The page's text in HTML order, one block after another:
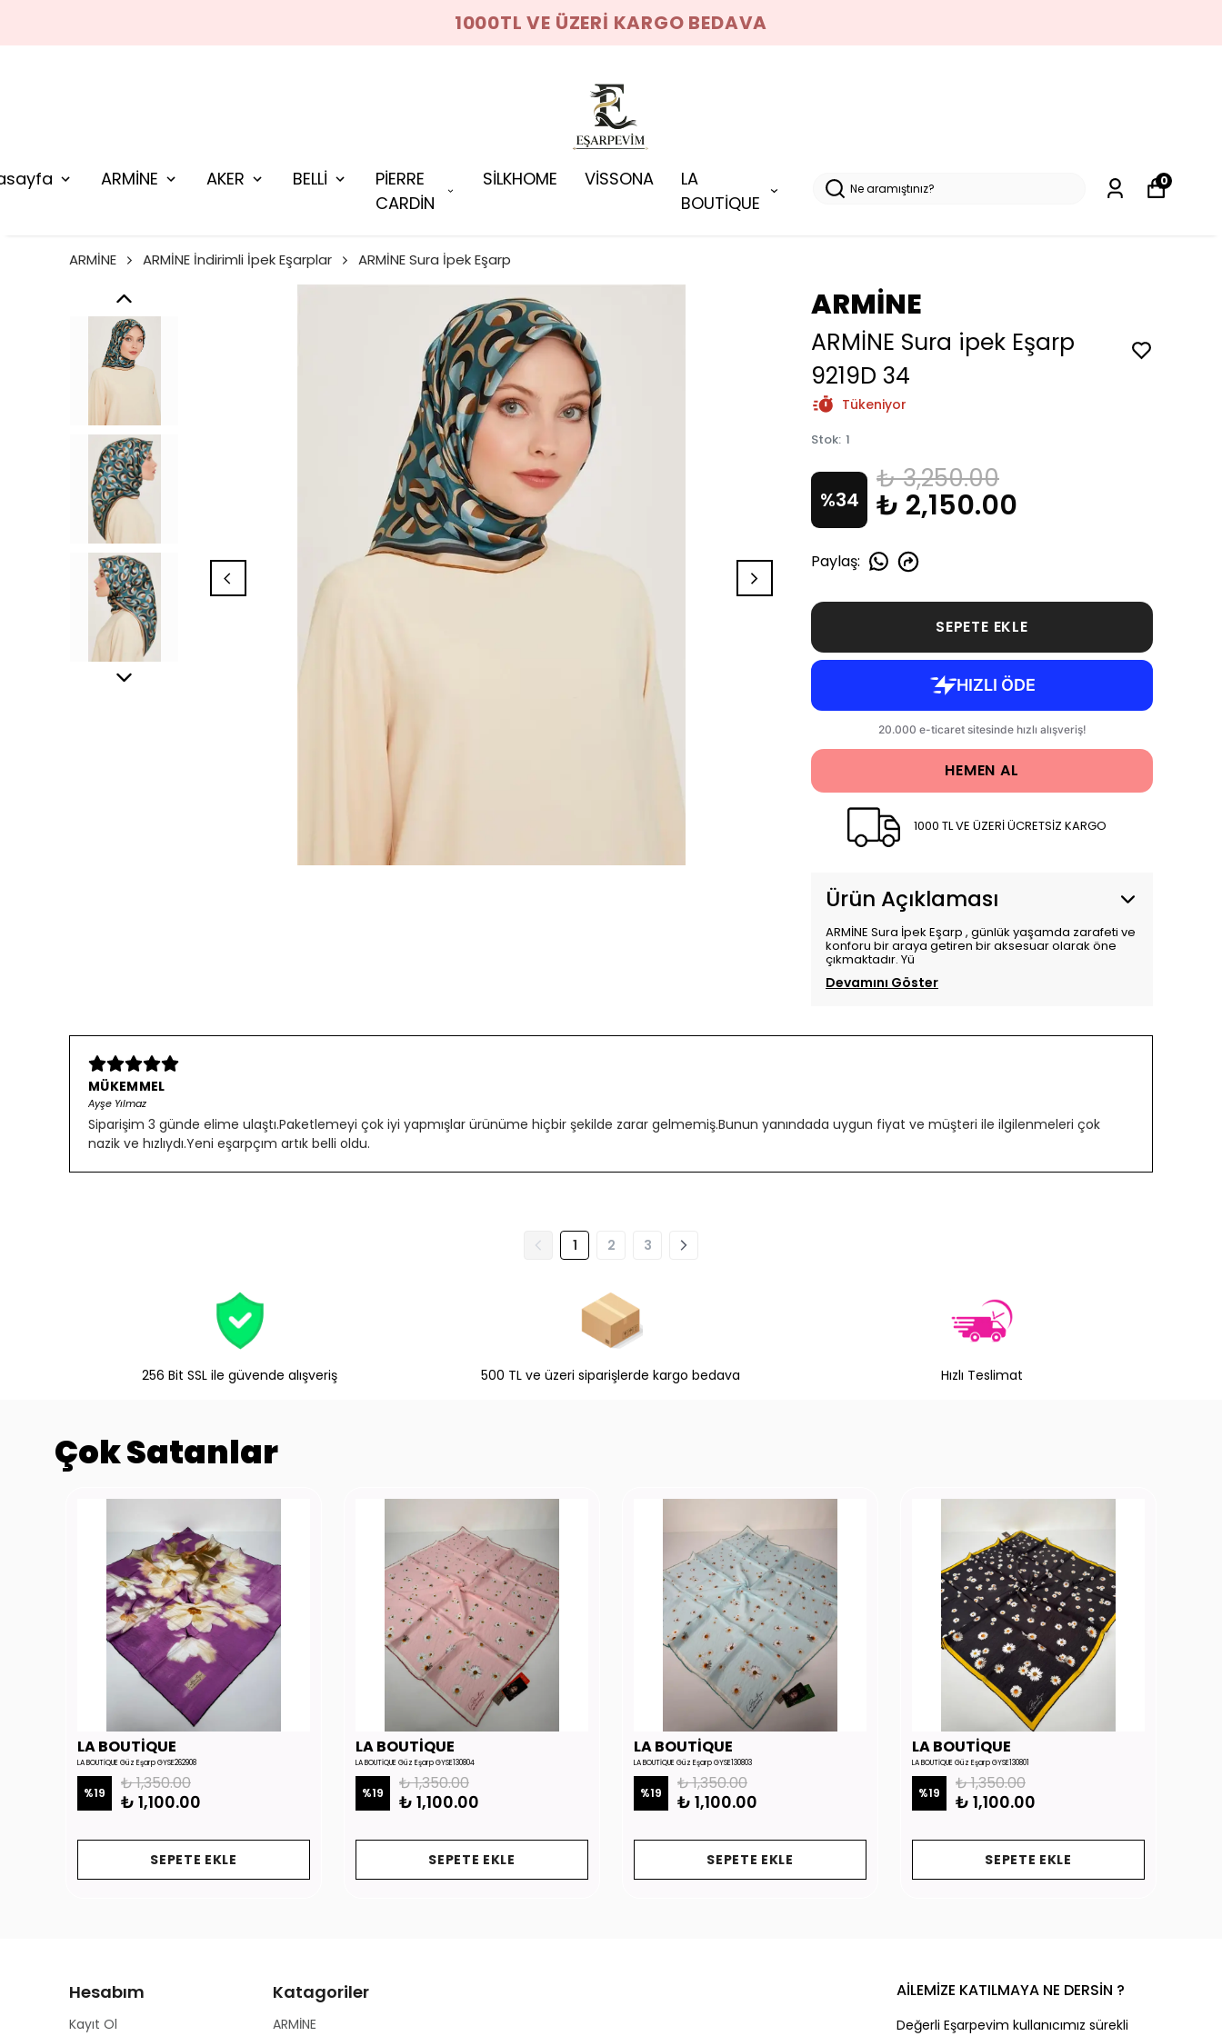
1000TL VE ÜZERİ KARGO BEDAVA
ARMİNE AKER BELLİ
PİERRE
CARDİN
SİLKHOME VİSSONA
LA
BOUTİQUE
0
ARMİNE ARMİNE İndirimli İpek Eşarplar ARMİNE Sura İpek Eşarp
ARMİNE
ARMİNE Sura ipek Eşarp
9219D 34
Tükeniyor
Stok: 1
%34
₺ 3,250.00
₺ 2,150.00
Paylaş:
SEPETE EKLE
HEMEN AL
1000 TL VE ÜZERİ ÜCRETSİZ KARGO
Ürün Açıklaması
ARMİNE Sura İpek Eşarp , günlük yaşamda zarafeti ve
konforu bir araya getiren bir aksesuar olarak öne
çıkmaktadır. Yü
Devamını Göster
MÜKEMMEL
Ayşe Yılmaz
Siparişim 3 günde elime ulaştı.Paketlemeyi çok iyi yapmışlar ürünüme hiçbir şekilde zarar gelmemiş.Bunun yanındada uygun fiyat ve müşteri ile ilgilenmeleri çok
nazik ve hızlıydı.Yeni eşarpçım artık belli oldu.
1 2 3
256 Bit SSL ile güvende alışveriş 500 TL ve üzeri siparişlerde kargo bedava Hızlı Teslimat
Çok Satanlar
LA BOUTİQUE
LA BOUTİQUE Güz Eşarp GYSE262908
%19 ₺ 1,350.00
₺ 1,100.00
SEPETE EKLE
LA BOUTİQUE
LA BOUTİQUE Güz Eşarp GYSE130804
%19 ₺ 1,350.00
₺ 1,100.00
SEPETE EKLE
LA BOUTİQUE
LA BOUTİQUE Güz Eşarp GYSE130803
%19 ₺ 1,350.00
₺ 1,100.00
SEPETE EKLE
LA BOUTİQUE
LA BOUTİQUE Güz Eşarp GYSE130801
%19 ₺ 1,350.00
₺ 1,100.00
SEPETE EKLE
Hesabım
Kayıt Ol
Katagoriler
ARMİNE
AİLEMİZE KATILMAYA NE DERSİN ?
Değerli Eşarpevim kullanıcımız sürekli